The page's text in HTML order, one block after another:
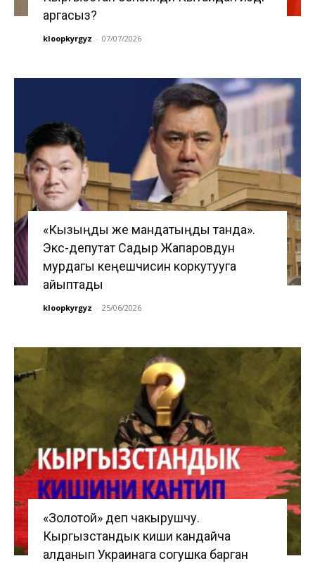
аргасыз?
kloopkyrgyz - 07/07/2026
«Кызыңды же мандатыңды танда».
Экс-депутат Садыр Жапаровдун
мурдагы кеңешчисин коркутууга
айыптады
kloopkyrgyz - 25/06/2026
«Золотой» деп чакырушчу.
Кыргызстандык киши кандайча
алданып Украинага согушка барган